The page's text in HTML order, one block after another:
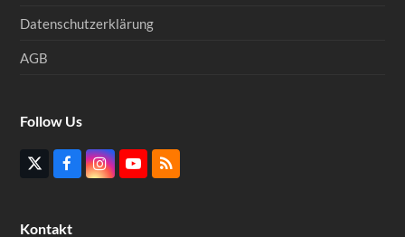
Datenschutzerklärung
AGB
Follow Us
TwitterFacebookInstagram
YouTube
RSS
Kontakt